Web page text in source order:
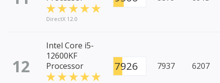
DirectX 12.0
12
Intel Core i5-
12600KF
Processor
7926 7937 6207